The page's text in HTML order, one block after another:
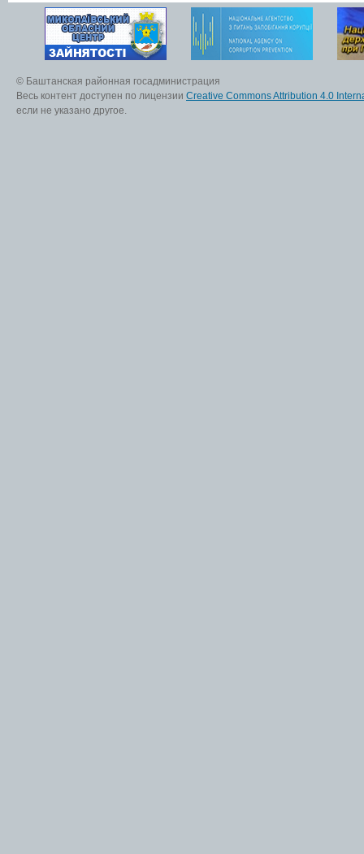
© Баштанская районная госадминистрация
Весь контент доступен по лицензии Creative Commons Attribution 4.0
если не указано другое.